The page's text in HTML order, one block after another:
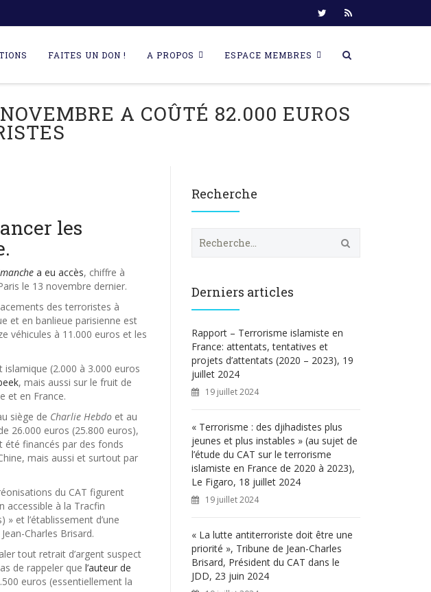
FAITES UN DON ! A PROPOS ESPACE MEMBRES
A COÛTÉ 82.000 EUROS
les
a eu accès, chiffre à
le 13 novembre dernier.
des terroristes à
et en banlieue parisienne est
véhicules à 11.000 euros et les
islamique (2.000 à 3.000 euros
, mais aussi sur le fruit de
et en France.
siège de Charlie Hebdo et au
26.000 euros (25.800 euros),
financés par des fonds
mais aussi et surtout par
du CAT figurent
accessible à la Tracfin
et l’établissement d’une
Charles Brisard.
tout retrait d’argent suspect
de rappeler que l’auteur de
euros (essentiellement la
Recherche
e
h
e
r
:
Derniers articles
Rapport – Terrorisme islamiste en
France: attentats, tentatives et
projets d’attentats (2020 – 2023), 19
juillet 2024
19 juillet 2024
« Terrorisme : des djihadistes plus
jeunes et plus instables » (au sujet de
l’étude du CAT sur le terrorisme
islamiste en France de 2020 à 2023),
Le Figaro, 18 juillet 2024
19 juillet 2024
« La lutte antiterroriste doit être une
priorité », Tribune de Jean-Charles
Brisard, Président du CAT dans le
JDD, 23 juin 2024